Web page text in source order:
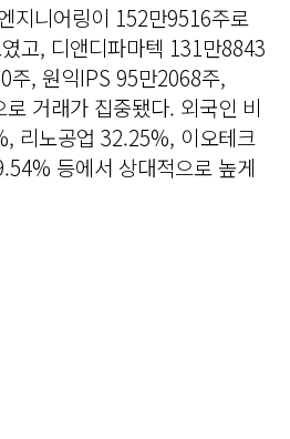
지니어링이 152만9516주로
고, 디앤디파마텍 131만8843
주, 원익IPS 95만2068주,
거래가 집중됐다. 외국인 비
리노공업 32.25%, 이오테크
등에서 상대적으로 높게